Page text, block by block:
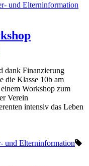
und Elterninformation
dank Finanzierung
die Klasse 10b am
Workshop zum
Verein
intensiv das Leben
und Elterninformation